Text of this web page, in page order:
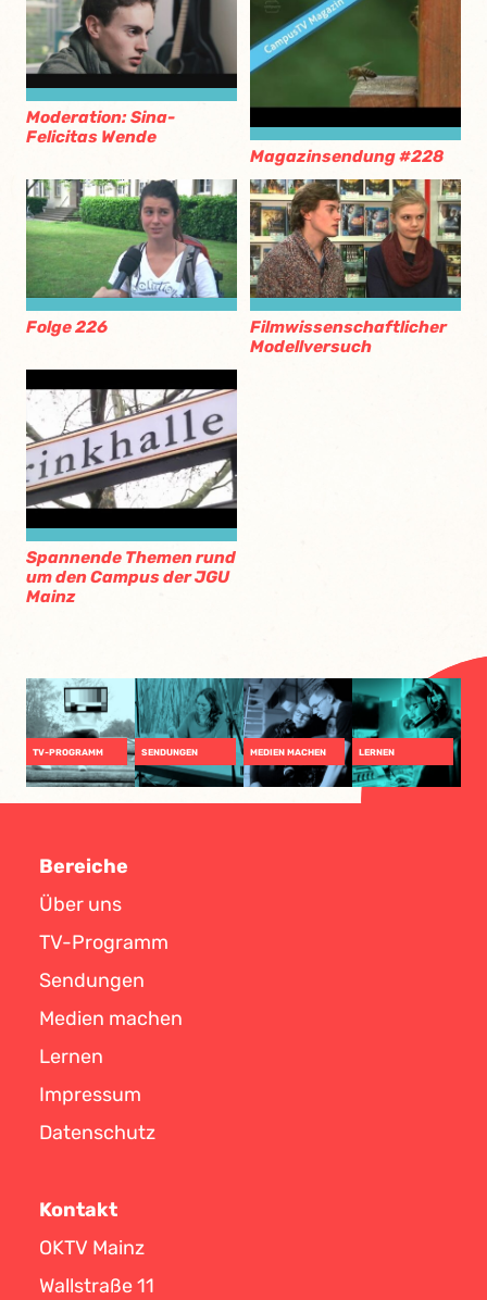
Moderation: Sina-
Felicitas Wende
Magazinsendung #228
Folge 226
Filmwissenschaftlicher
Modellversuch
Spannende Themen rund
um den Campus der JGU
Mainz
TV-PROGRAMM SENDUNGEN MEDIEN MACHEN LERNEN
Bereiche
Über uns
TV-Programm
Sendungen
Medien machen
Lernen
Impressum
Datenschutz
Kontakt
OKTV Mainz
Wallstraße 11